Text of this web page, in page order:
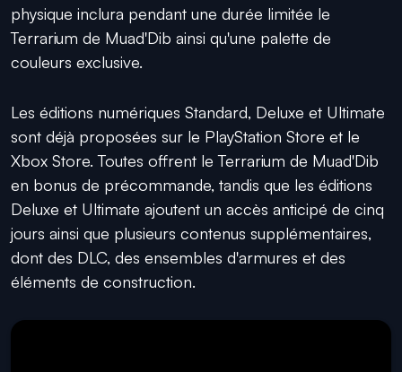
physique inclura pendant une durée limitée le
Terrarium de Muad'Dib ainsi qu'une palette de
couleurs exclusive.
Les éditions numériques Standard, Deluxe et Ultimate
sont déjà proposées sur le PlayStation Store et le
Xbox Store. Toutes offrent le Terrarium de Muad'Dib
en bonus de précommande, tandis que les éditions
Deluxe et Ultimate ajoutent un accès anticipé de cinq
jours ainsi que plusieurs contenus supplémentaires,
dont des DLC, des ensembles d'armures et des
éléments de construction.